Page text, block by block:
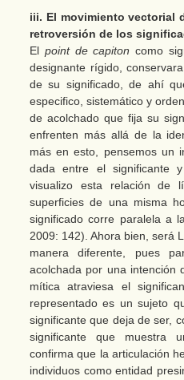
iii. El movimiento vectorial
retroversión de los
El point de capiton como
designante rígido,
de su significado, de ahí
especifico, sistemático y
de acolchado que fija su
enfrenten más allá de la
más en esto, pensemos un
dada entre el significante
visualizo esta relación de
superficies de una misma
significado corre paralela a
2009: 142). Ahora bien, será
manera diferente, pues
acolchada por una intención
mítica atraviesa el
representado es un sujeto
significante que deja de ser,
significante que muestra
confirma que la articulación
individuos como entidad